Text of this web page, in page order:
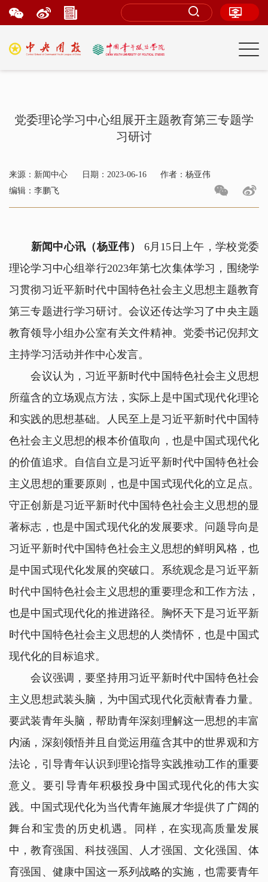
党委理论学习中心组展开主题教育第三专题学
习研讨
来源：新闻中心 日期：2023-06-16
作者：杨亚伟
编辑：李鹏飞
新闻中心讯（杨亚伟）
6月15日上午，学校党委
理论学习中心组举行2023年第七次集体学习，围绕学
习贯彻习近平新时代中国特色社会主义思想主题教育
第三专题进行学习研讨。会议还传达学习了中央主题
教育领导小组办公室有关文件精神。党委书记倪邦文
主持学习活动并作中心发言。
会议认为，习近平新时代中国特色社会主义思想
所蕴含的立场观点方法，实际上是中国式现代化理论
和实践的思想基础。人民至上是习近平新时代中国特
色社会主义思想的根本价值取向，也是中国式现代化
的价值追求。自信自立是习近平新时代中国特色社会
主义思想的重要原则，也是中国式现代化的立足点。
守正创新是习近平新时代中国特色社会主义思想的显
著标志，也是中国式现代化的发展要求。问题导向是
习近平新时代中国特色社会主义思想的鲜明风格，也
是中国式现代化发展的突破口。系统观念是习近平新
时代中国特色社会主义思想的重要理念和工作方法，
也是中国式现代化的推进路径。胸怀天下是习近平新
时代中国特色社会主义思想的人类情怀，也是中国式
现代化的目标追求。
会议强调，要坚持用习近平新时代中国特色社会
主义思想武装头脑，为中国式现代化贡献青春力量。
要武装青年头脑，帮助青年深刻理解这一思想的丰富
内涵，深刻领悟并且自觉运用蕴含其中的世界观和方
法论，引导青年认识到理论指导实践推动工作的重要
意义。要引导青年积极投身中国式现代化的伟大实
践。中国式现代化为当代青年施展才华提供了广阔的
舞台和宝贵的历史机遇。同样，在实现高质量发展
中，教育强国、科技强国、人才强国、文化强国、体
育强国、健康中国这一系列战略的实施，也需要青年